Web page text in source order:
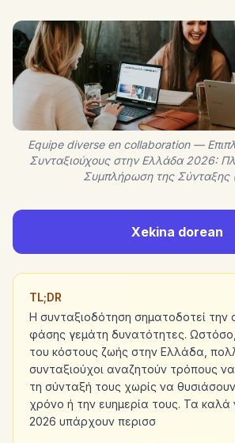
Equipe diverse en collaboration —
Συνταξιούχους στην Ελλάδα 2026:
Συμπλήρωση της Σύνταξης
Xekina dorean
TL;DR
Η συνταξιοδότηση σηματοδοτεί την
φάσης γεμάτη δυνατότητες.
του κόστους ζωής στην Ελλάδα,
συνταξιούχοι αναζητούν τρόπους
τη σύνταξή τους χωρίς να
χρόνο ή την ευημερία τους. Τα καλά
2026 υπάρχουν περισσ